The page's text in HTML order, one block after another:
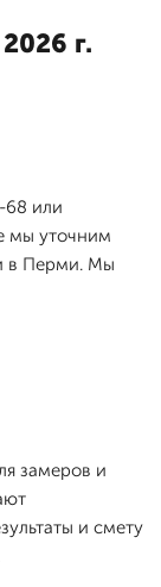
г.
68 или
мы уточним
в Перми. Мы
замеров и
и смету